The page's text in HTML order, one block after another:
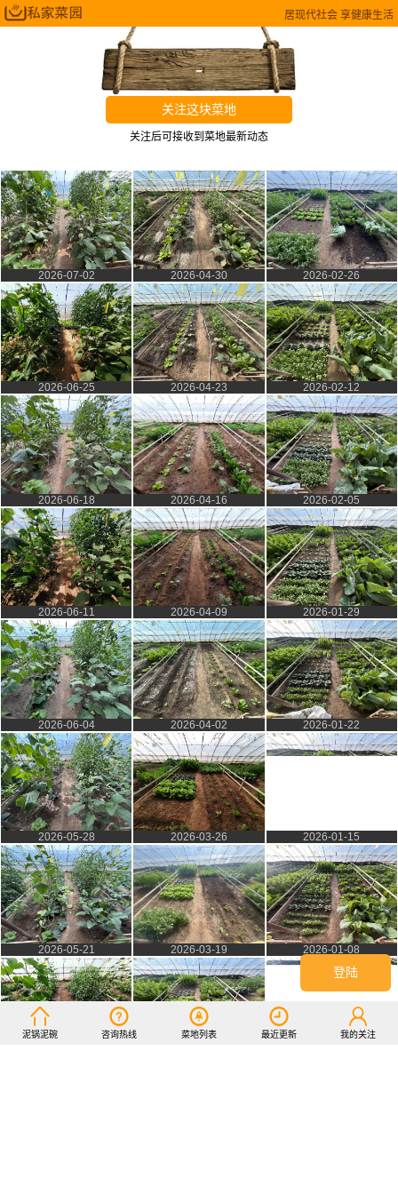
居现代社会 享健康生活
-
关注这块菜地
关注后可接收到菜地最新动态
登陆
2026-07-02
2026-06-25
2026-06-18
2026-06-11
2026-06-04
2026-05-28
2026-05-21
2026-04-30
2026-04-23
2026-04-16
2026-04-09
2026-04-02
2026-03-26
2026-03-19
2026-02-26
2026-02-12
2026-02-05
2026-01-29
2026-01-22
2026-01-15
2026-01-08
泥锅泥碗 咨询热线 菜地列表 最近更新 我的关注